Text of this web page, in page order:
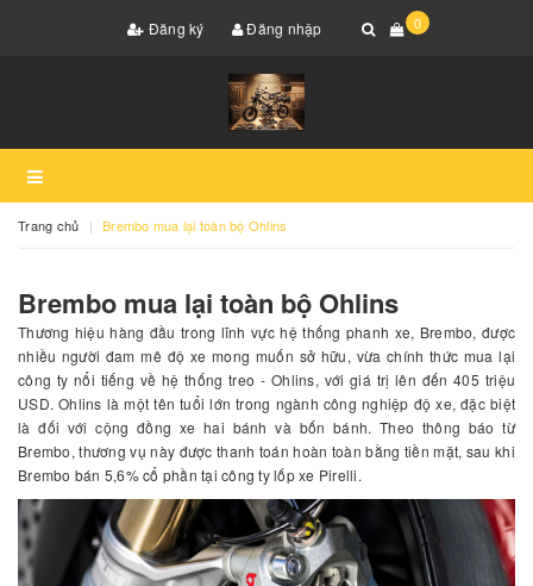
Đăng ký Đăng nhập 0
Trang chủ Brembo mua lại toàn bộ Ohlins
Brembo mua lại toàn bộ Ohlins
Thương hiệu hàng đầu trong lĩnh vực hệ thống phanh xe, Brembo, được
nhiều người đam mê độ xe mong muốn sở hữu, vừa chính thức mua lại
công ty nổi tiếng về hệ thống treo - Ohlins, với giá trị lên đến 405 triệu
USD. Ohlins là một tên tuổi lớn trong ngành công nghiệp độ xe, đặc biệt
là đối với cộng đồng xe hai bánh và bốn bánh. Theo thông báo từ
Brembo, thương vụ này được thanh toán hoàn toàn bằng tiền mặt, sau khi
Brembo bán 5,6% cổ phần tại công ty lốp xe Pirelli.